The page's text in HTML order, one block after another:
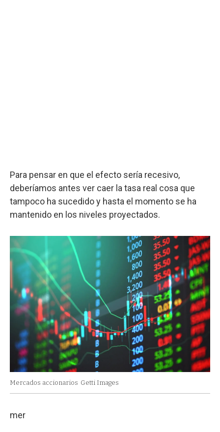
Para pensar en que el efecto sería recesivo,
deberíamos antes ver caer la tasa real cosa que
tampoco ha sucedido y hasta el momento se ha
mantenido en los niveles proyectados.
Mercados accionarios Getti Images
mer